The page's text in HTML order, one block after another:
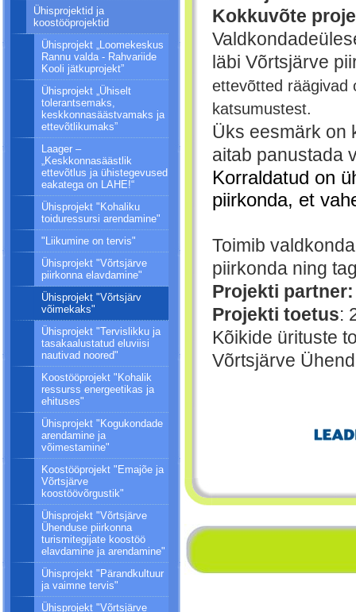
Ühisprojektid ja
koostööprojektid
Ühisprojekt „Loomekeskus
Rannu valda - Rahvariide
Kooli jätkuprojekt”
Ühisprojekt „Ühiselt
tolerantsemaks,
keskkonnasäästvamaks ja
ettevõtlikumaks”
Laager –
„Keskkonnasäästlik
ettevõtlus ja ühistegevused
eakatega on LAHE!“
Ühisprojekt "Kohaliku
toiduressursi arendamine"
"Liikumine on tervis"
Ühisprojekt "Võrtsjärve
piirkonna elavdamine"
Ühisprojekt "Võrtsjärv
võimekaks"
Ühisprojekt "Tervislikku ja
tasakaalustatud eluviisi
nautivad noored"
Koostööprojekt "Kohalik
ressurss energeetikas ja
ehituses"
Ühisprojekt "Kogukondade
arendamine ja
võimestamine"
Koostööprojekt "Emajõe ja
Võrtsjärve
koostöövõrgustik"
Ühisprojekt "Võrtsjärve
Ühenduse piirkonna
turismitegijate koostöö
elavdamine ja arendamine"
Ühisprojekt "Pärandkultuur
ja vaimne tervis"
Ühisprojekt "Võrtsjärve
Kokkuvõte
läbi Võrtsjärve
ettevõtted räägivad
katsumustest.
Üks eesmärk on
aitab panustada
Korraldatud on
piirkonda, et
Toimib
piirkonda ning
Projekti
Projekti toetus:
Kõikide ürituste
Võrtsjärve